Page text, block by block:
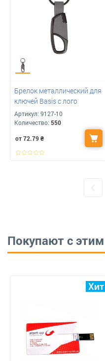
Брелок металлический для
ключей Basis с лого
Артикул: 9127-10
Количество: 550
от 72.79₴
Покупают с